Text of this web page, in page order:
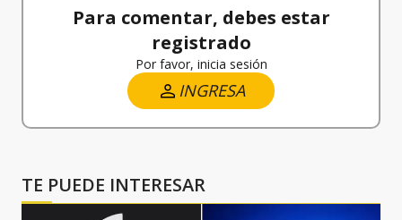
Para comentar, debes estar
registrado
Por favor, inicia sesión
INGRESA
TE PUEDE INTERESAR